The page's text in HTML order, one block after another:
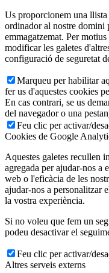
Us proporcionem una llista
ordinador al nostre domini
emmagatzemat. Per
modificar les galetes
configuració de seguretat
Marqueu per habilitar
fer us d'aquestes cookies
En cas contrari, se us
del navegador o una
Feu clic per activar/
Cookies de Google
Aquestes galetes recullen
agregada per ajudar-nos a
web o l'eficàcia de les
ajudar-nos a personalitzar
la vostra experiència.
Si no voleu que fem un
podeu desactivar el
Feu clic per activar/
Altres serveis externs